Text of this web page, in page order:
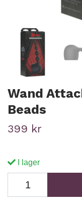
Wand
Beads
399 kr
I lager